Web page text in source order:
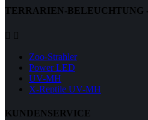
TERRARIEN-BELEUCHTUNG -
 
Zoo-Strahler
Power LED
UV-MH
X-Reptile UV-MH
KUNDENSERVICE